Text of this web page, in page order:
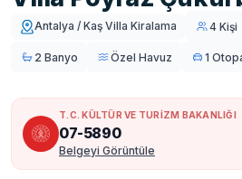
Antalya / Kaş Villa Kiralama 4 Kişi
2 Banyo Özel Havuz 1
T.C. KÜLTÜR VE TURİZM BAKANLIĞI
07-5890
Belgeyi Görüntüle